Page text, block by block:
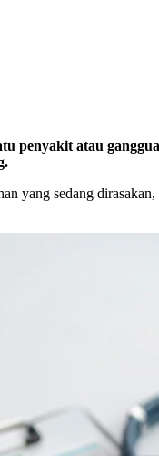
penyakit atau
yang sedang